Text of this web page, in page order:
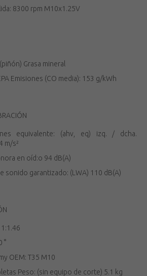
8300 rpm M10x1.25V
Grasa mineral
Emisiones (CO media): 153 g/kWh
equivalente: (ahv, eq) izq. / dcha.
m/s²
en oíd:o 94 dB(A)
sonido garantizado: (LWA) 110 dB(A)
°
OEM: T35 M10
Peso: (sin equipo de corte) 5.1 kg